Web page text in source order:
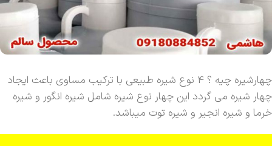
چهارشیره چیه ؟ 4 نوع شیره طبیعی با ترکیب مساوی باعث ایجاد
چهار شیره می گردد این چهار نوع شیره شامل شیره انگور و شیره
خرما و شیره انجیر و شیره توت میباشد.